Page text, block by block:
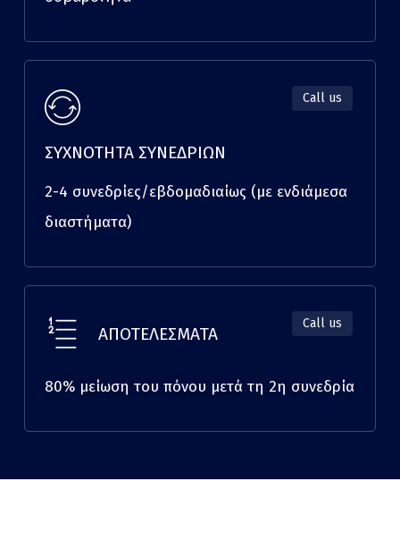
ΣΥΧΝΟΤΗΤΑ ΣΥΝΕΔΡΙΩΝ
2-4 συνεδρίες/εβδομαδιαίως (με ενδιάμεσα
διαστήματα)
Call us
ΑΠΟΤΕΛΕΣΜΑΤΑ
80% μείωση του πόνου μετά τη 2η συνεδρία
Call us